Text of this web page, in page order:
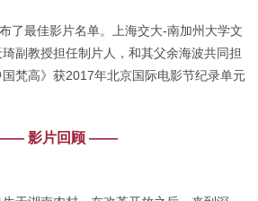
了最佳影片名单。上海交大-南加州大学文
副教授担任制片人，和其父余海波共同担
梵高》获2017年北京国际电影节纪录单元
影片回顾 ——